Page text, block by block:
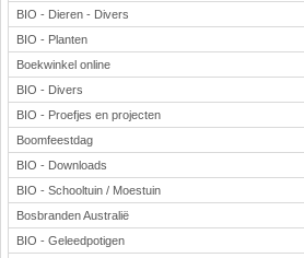
BIO - Dieren - Divers
BIO - Planten
Boekwinkel online
BIO - Divers
BIO - Proefjes en projecten
Boomfeestdag
BIO - Downloads
BIO - Schooltuin / Moestuin
Bosbranden Australië
BIO - Geleedpotigen